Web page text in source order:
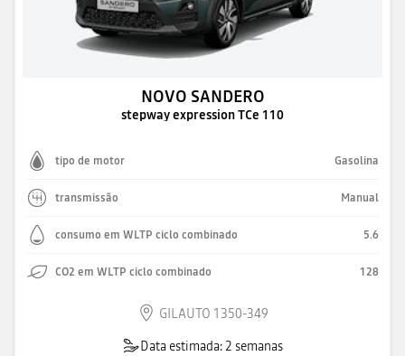
NOVO SANDERO
stepway expression TCe 110
tipo de motor Gasolina
transmissão Manual
consumo em WLTP ciclo combinado 5.6
CO2 em WLTP ciclo combinado 128
GILAUTO 1350-349
Data estimada: 2 semanas